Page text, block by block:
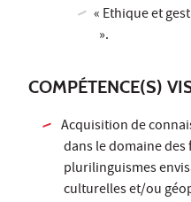
« Ethique et
».
COMPÉTENCE(S)
Acquisition de
dans le domaine
plurilinguismes
culturelles et/ou